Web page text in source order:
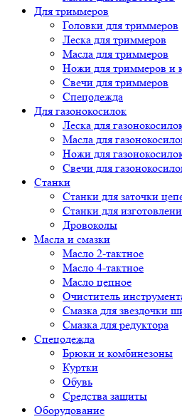
Для триммеров
Головки для триммеров
Леска для триммеров
Масла для триммеров
Ножи для триммеров и
Свечи для триммеров
Спецодежда
Для газонокосилок
Леска для
Масла для
Ножи для
Свечи для
Станки
Cтанки для заточки
Станки для
Дровоколы
Масла и смазки
Масло 2-тактное
Масло 4-тактное
Масло цепное
Очиститель
Смазка для звездочки
Смазка для редуктора
Спецодежда
Брюки и комбинезоны
Куртки
Обувь
Средства защиты
Оборудование